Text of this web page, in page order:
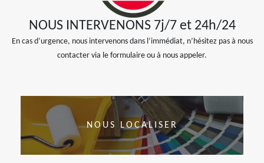
NOUS INTERVENONS 7j/7 et 24h/24
En cas d’urgence, nous intervenons dans l’immédiat, n’hésitez pas à nous
contacter via le formulaire ou à nous appeler.
NOUS LOCALISER